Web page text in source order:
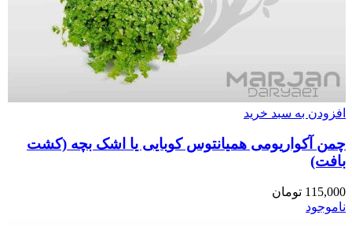
افزودن به سبد خرید
چمن آکواریومی همیانتوس کوبایی یا اشک بچه (کشت
بافت)
115,000 تومان
ناموجود